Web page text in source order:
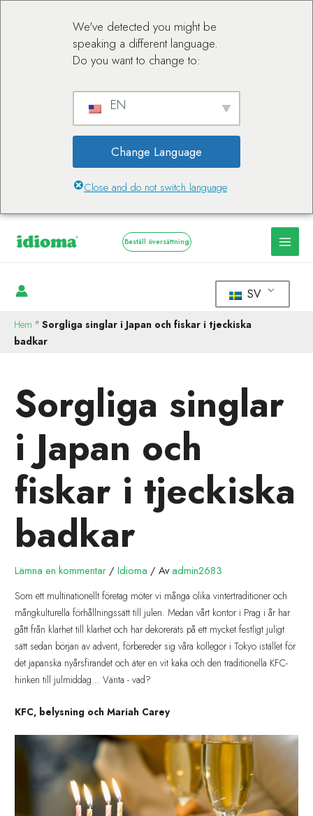
We've detected you might be
speaking a different language.
Do you want to change to:
EN
Change Language
Close and do not switch language
Beställ översättning
SV
Hem " Sorgliga singlar i Japan och fiskar i tjeckiska
badkar
Sorgliga singlar
i Japan och
fiskar i tjeckiska
badkar
Lämna en kommentar /Idioma / Avadmin2683
Som ett multinationellt företag möter vi många olika vintertraditioner och
mångkulturella förhållningssätt till julen. Medan vårt kontor i Prag i år har
gått från klarhet till klarhet och har dekorerats på ett mycket festligt juligt
sätt sedan början av advent, förbereder sig våra kollegor i Tokyo istället för
det japanska nyårsfirandet och äter en vit kaka och den traditionella KFC-
hinken till julmiddag... Vänta - vad?
KFC, belysning och Mariah Carey